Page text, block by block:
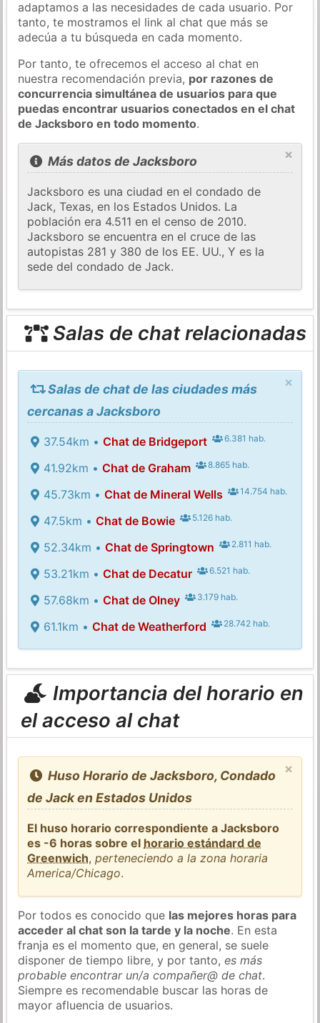
adaptamos a las necesidades de cada usuario. Por
tanto, te mostramos el link al chat que más se
adecúa a tu búsqueda en cada momento.
Por tanto, te ofrecemos el acceso al chat en
nuestra recomendación previa, por razones de
concurrencia simultánea de usuarios para que
puedas encontrar usuarios conectados en el chat
de Jacksboro en todo momento.
×
Más datos de Jacksboro
Jacksboro es una ciudad en el condado de
Jack, Texas, en los Estados Unidos. La
población era 4.511 en el censo de 2010.
Jacksboro se encuentra en el cruce de las
autopistas 281 y 380 de los EE. UU., Y es la
sede del condado de Jack.
Salas de chat relacionadas
×
Salas de chat de las ciudades más
cercanas a Jacksboro
37.54km • Chat de Bridgeport 6.381 hab.
41.92km • Chat de Graham 8.865 hab.
45.73km • Chat de Mineral Wells 14.754 hab.
47.5km • Chat de Bowie 5.126 hab.
52.34km • Chat de Springtown 2.811 hab.
53.21km • Chat de Decatur 6.521 hab.
57.68km • Chat de Olney 3.179 hab.
61.1km • Chat de Weatherford 28.742 hab.
Importancia del horario en
el acceso al chat
×
Huso Horario de Jacksboro, Condado
de Jack en Estados Unidos
El huso horario correspondiente a Jacksboro
es -6 horas sobre el horario estándard de
Greenwich,perteneciendo a la zona horaria
America/Chicago.
Por todos es conocido que las mejores horas para
acceder al chat son la tarde y la noche. En esta
franja es el momento que, en general, se suele
disponer de tiempo libre, y por tanto,es más
probable encontrar un/a compañer@ de chat.
Siempre es recomendable buscar las horas de
mayor afluencia de usuarios.